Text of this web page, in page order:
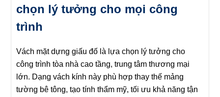
chọn lý tưởng cho mọi công
trình
Vách mặt dựng giấu đố là lựa chọn lý tưởng cho
công trình tòa nhà cao tầng, trung tâm thương mại
lớn. Dạng vách kính này phù hợp thay thế mảng
tường bê tông, tạo tính thẩm mỹ, tối ưu khả năng tận